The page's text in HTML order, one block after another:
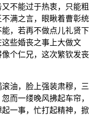
不能过于热衷，只能粗
满之言，眼瞅着曹彰统
，若再不做点儿礼贤下
些婚丧之事上大做文
个仁兄，这次繁钦发丧
油，脸上强装肃穆，三
而一缕晚风拂起车帘，
一事，忙打起精神，掀